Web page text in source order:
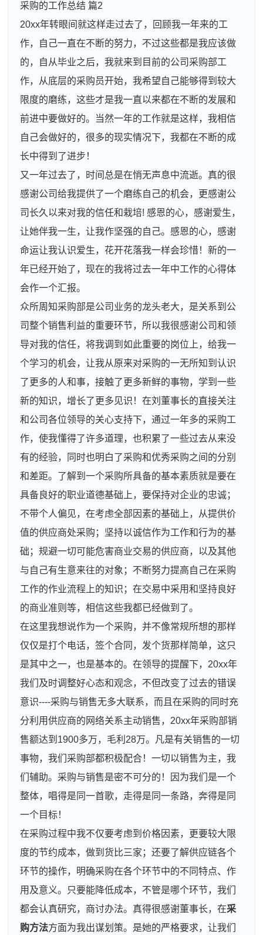
采购的工作总结 篇2
20xx年转眼间就这样走过去了，回顾我一年来的工
作，自己一直在不断的努力，不过这些都是我应该做
的，自从毕业之后，我就来到目前的公司采购部工
作，从底层的采购员开始，我希望自己能够得到较大
限度的磨练，这些才是我一直以来都在不断的发展和
前进中要做好的。当然一年的工作就是这样，我相信
自己会做好的，很多的现实情况下，我都在不断的成
长中得到了进步！
又一年过去了，时间总是在悄无声息中流逝。真的很
感谢公司给我提供了一个磨练自己的机会，更感谢公
司长久以来对我的信任和栽培! 感恩的心，感谢爱生，
让她伴我一生，让我作坚强的自己。感恩的心，感谢
命运让我认识爱生，花开花落我一样会珍惜！新的一
年已经开始了，现在的我将过去一年中工作的心得体
会作一个汇报。
众所周知采购部是公司业务的龙头老大，是关系到公
司整个销售利益的重要环节，所以我很感谢公司和领
导对我的信任，将我调到如此重要的岗位上，给我一
个学习的机会，让我从原来对采购的一无所知到认识
了更多的人和事，接触了更多新鲜的事物，学到一些
新的知识，增长了更多见识！在刘董事长的直接关注
和公司各位领导的关心支持下，通过一年多的采购工
作，使我懂得了许多道理，也积累了一些过去从来没
有的经验，同时也明白了采购和优秀采购之间的分别
和差距。了解到一个采购所具备的基本素质就是要在
具备良好的职业道德基础上，要保持对企业的忠诚；
不带个人偏见，在考虑全部因素的基础上，从提供价
值的供应商处采购；坚持以诚信作为工作和行为的基
础；规避一切可能危害商业交易的供应商，以及其他
与自己有生意来往的对象；不断努力提高自己在采购
工作的作业流程上的知识；在交易中采用和坚持良好
的商业准则等，相信这些我都已经做到了。
在这里我想说作为一个采购，并不像常规所想的那样
仅仅是打个电话，签个合同，发个货那样简单，这只
是其中之一，也是基本的。在领导的提醒下，20xx年
我们及时调整好心态和观念，不但改变了过去的错误
意识----采购与销售无多大联系，而且在采购的同时充
分利用供应商的网络关系主动销售，20xx年采购部销
售额达到1900多万，毛利28万。凡是有关销售的一切
事物，我们采购部都积极配合！一切以销售为主，我
们辅助。采购与销售是密不可分的！因为我们是一个
整体，唱得是同一首歌，走得是同一条路，奔得是同
一个目标！
在采购过程中我不仅要考虑到价格因素，更要较大限
度的节约成本，做到货比三家；还要了解供应链各个
环节的操作，明确采购在各个环节中的不同特点、作
用及意义。只要能降低成本，不管是哪个环节，我们
都会认真研究，商讨办法。真得很感谢董事长，在采
购方法方面为我出谋划策。是她的严格要求，让我们